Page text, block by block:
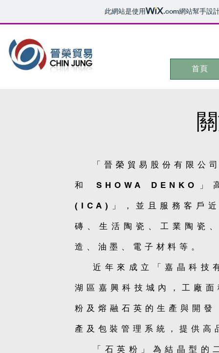
此網站是使用 .com網站幫手設
首頁
「晉榮貿易股份有限公
和 SHOWA DENKO」
(ICA)」，並且服務客戶
磚、生活陶瓷、工業陶瓷
造、油墨、電子材料等。
近年來成立「嘉晶科技
湖區嘉興科技城內，工廠
粉及熔融石英的生產與開
產及包裝管理系統，提供
「石英粉」為結晶型的